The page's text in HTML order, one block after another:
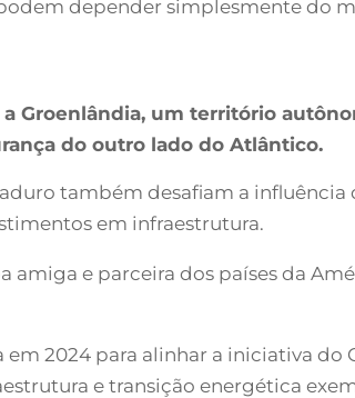
depender simplesmente do
Groenlândia, um território
do outro lado do Atlântico.
também desafiam a influência
em infraestrutura.
e parceira dos países da
2024 para alinhar a iniciativa do
e transição energética